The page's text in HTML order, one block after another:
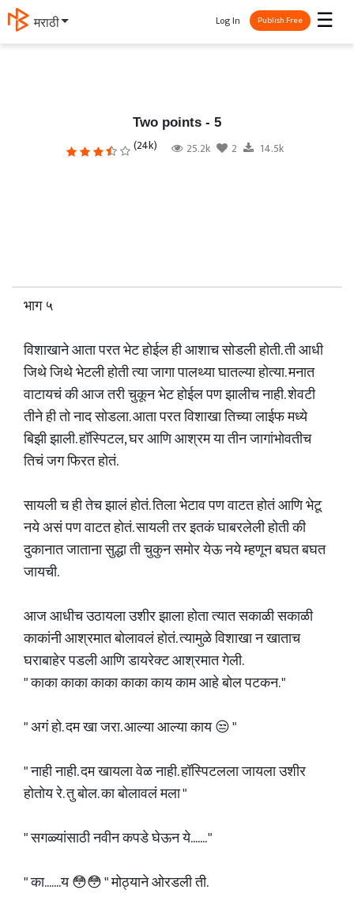
தமிழ் ☰
Log In Publish Free
Two points - 5
(24k) 25.2k 2 14.5k
भाग ५
विशाखाने आता परत भेट होईल ही आशाच सोडली होती. ती आधी
जिथे जिथे भेटली होती त्या जागा पालथ्या घातल्या होत्या. मनात
वाटायचं की आज तरी चुकून भेट होईल पण झालीच नाही. शेवटी
तीने ही तो नाद सोडला. आता परत विशाखा तिच्या लाईफ मध्ये
बिझी झाली. हॉस्पिटल, घर आणि आश्रम या तीन जागांभोवतीच
तिचं जग फिरत होतं.
सायली च ही तेच झालं होतं. तिला भेटाव पण वाटत होतं आणि भेटू
नये असं पण वाटत होतं. सायली तर इतकं घाबरलेली होती की
दुकानात जाताना सुद्धा ती चुकुन समोर येऊ नये म्हणून बघत बघत
जायची.
आज आधीच उठायला उशीर झाला होता त्यात सकाळी सकाळी
काकांनी आश्रमात बोलावलं होतं. त्यामुळे विशाखा न खाताच
घराबाहेर पडली आणि डायरेक्ट आश्रमात गेली.
" काका काका काका काका काय काम आहे बोल पटकन. "
" अगं हो. दम खा जरा. आल्या आल्या काय 😒 "
" नाही नाही. दम खायला वेळ नाही. हॉस्पिटलला जायला उशीर
होतोय रे. तु बोल. का बोलावलं मला "
" सगळ्यांसाठी नवीन कपडे घेऊन ये....... "
" का.......य 😳😳 " मोठ्याने ओरडली ती.